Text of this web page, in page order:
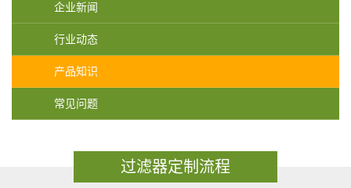
企业新闻
行业动态
产品知识
常见问题
过滤器定制流程